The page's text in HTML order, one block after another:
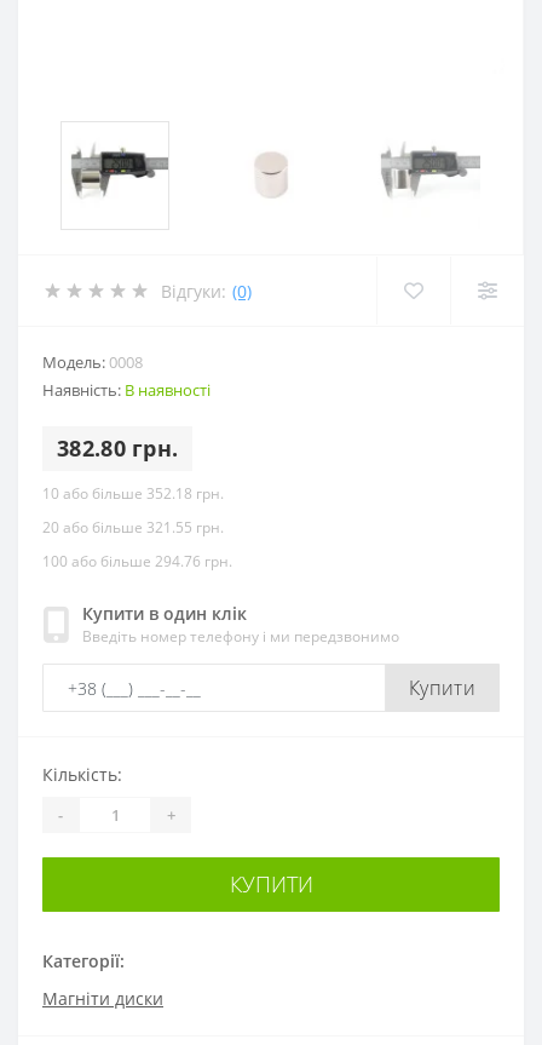
Відгуки: (0)
Модель:0008
Наявність: В наявності
382.80 грн.
10 або більше 352.18 грн.
20 або більше 321.55 грн.
100 або більше 294.76 грн.
Купити в один клік
Введіть номер телефону і ми передзвонимо
Купити
Категорії:
Магніти диски
Кількість:
- +
КУПИТИ